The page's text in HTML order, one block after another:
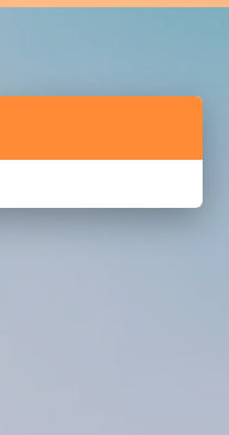
акселератор сделок